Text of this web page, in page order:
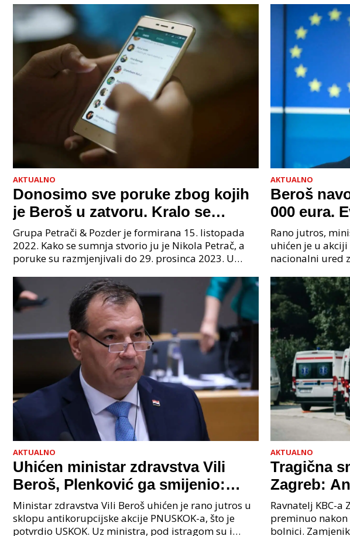
AKTUALNO
Donosimo sve poruke zbog kojih
je Beroš u zatvoru. Kralo se
godinama. Tko će iz vlade biti
sljedeći uhićen?
Grupa Petrači & Pozder je formirana 15. listopada
2022. Kako se sumnja stvorio ju je Nikola Petrač, a
poruke su razmjenjivali do 29. prosinca 2023. U
AKTUALNO
Beroš
000 eura.
na čelu
Rano jutros,
uhićen je u
nacionalni ured
priopćenju
AKTUALNO
Uhićen ministar zdravstva Vili
Beroš, Plenković ga smijenio:
Istraga USKOK-a zbog korupcije
Ministar zdravstva Vili Beroš uhićen je rano jutros u
sklopu antikorupcijske akcije PNUSKOK-a, što je
potvrdio USKOK. Uz ministra, pod istragom su i
AKTUALNO
Tragična
Zagreb:
nakon
mjestu
Ravnatelj KBC-a
preminuo
bolnici.